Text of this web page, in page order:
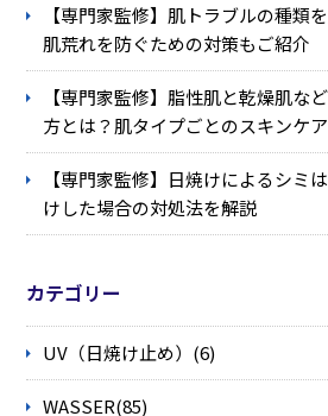
【専門家監修】肌トラブルの種類
肌荒れを防ぐための対策もご紹介
【専門家監修】脂性肌と乾燥肌な
方とは？肌タイプごとのスキンケ
【専門家監修】日焼けによるシミ
けした場合の対処法を解説
カテゴリー
UV（日焼け止め）(6)
WASSER(85)